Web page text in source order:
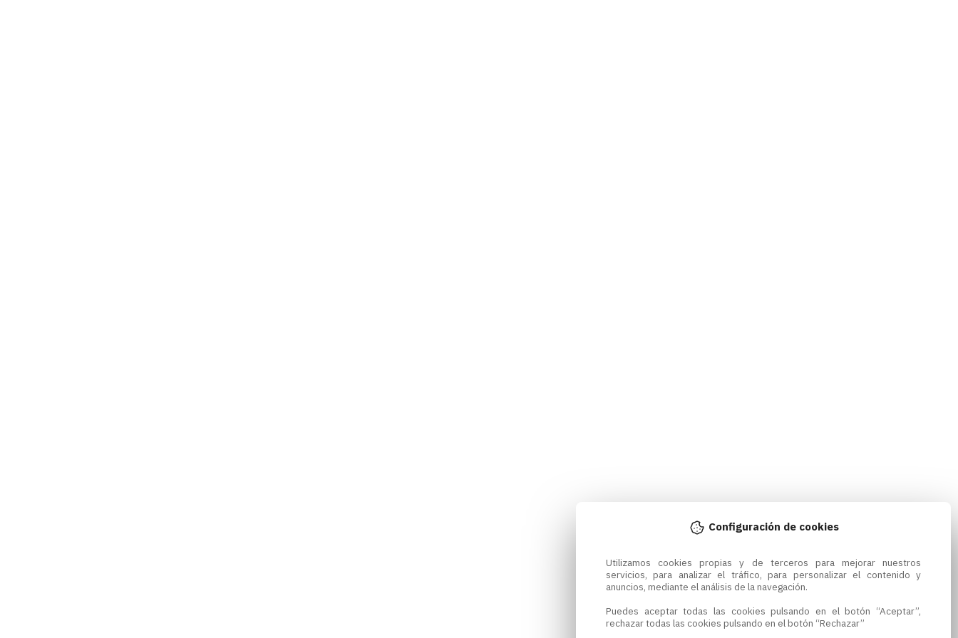
Configuración de cookies
Utilizamos cookies propias y de terceros para mejorar nuestros
servicios, para analizar el tráfico, para personalizar el contenido y
anuncios, mediante el análisis de la navegación.
Puedes aceptar todas las cookies pulsando en el botón “Aceptar”,
rechazar todas las cookies pulsando en el botón “Rechazar”